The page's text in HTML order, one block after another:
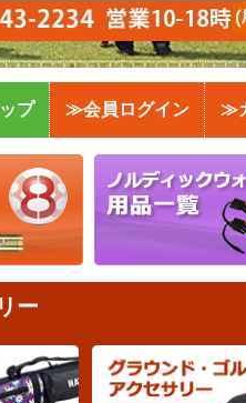
プ ≫会員ログイン ≫
ー